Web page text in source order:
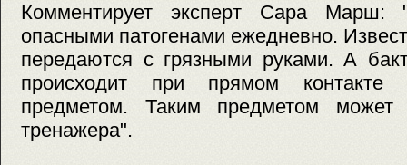
Комментирует эксперт Сара Марш:
опасными патогенами ежедневно.
передаются с грязными руками. А
происходит при прямом
предметом. Таким предметом может
тренажера".